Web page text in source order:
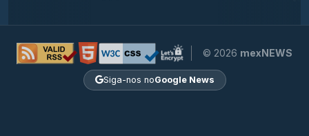
© 2026 mexNEWS
Siga-nos noGoogle News